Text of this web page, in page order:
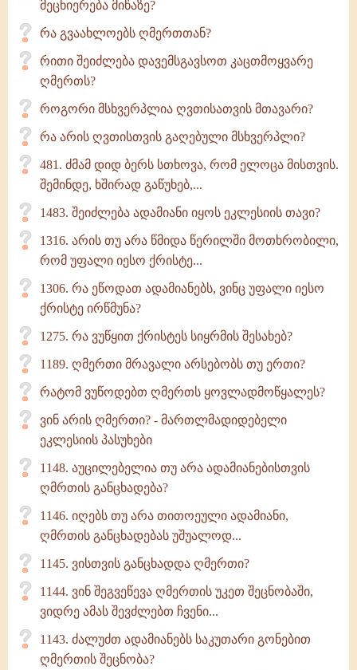
მეცნიერება მიწაზე?
რა გვაახლოებს ღმერთთან?
რითი შეიძლება დავემსგავსოთ კაცთმოყვარე
ღმერთს?
როგორი მსხვერპლია ღვთისათვის მთავარი?
რა არის ღვთისთვის გაღებული მსხვერპლი?
481. ძმამ დიდ ბერს სთხოვა, რომ ელოცა მისთვის.
შემინდე, ხშირად გაწუხებ,...
1483. შეიძლება ადამიანი იყოს ეკლესიის თავი?
1316. არის თუ არა წმიდა წერილში მოთხრობილი,
რომ უფალი იესო ქრისტე...
1306. რა ეწოდათ ადამიანებს, ვინც უფალი იესო
ქრისტე ირწმუნა?
1275. რა ვუწყით ქრისტეს სიყრმის შესახებ?
1189. ღმერთი მრავალი არსებობს თუ ერთი?
რატომ ვუწოდებთ ღმერთს ყოვლადმოწყალეს?
ვინ არის ღმერთი? - მართლმადიდებელი
ეკლესიის პასუხები
1148. აუცილებელია თუ არა ადამიანებისთვის
ღმრთის განცხადება?
1146. იღებს თუ არა თითოეული ადამიანი,
ღმრთის განცხადებას უშუალოდ...
1145. ვისთვის განცხადდა ღმერთი?
1144. ვინ შეგვეწევა ღმერთის უკეთ შეცნობაში,
ვიდრე ამას შევძლებთ ჩვენი...
1143. ძალუძთ ადამიანებს საკუთარი გონებით
ღმერთის შეცნობა?